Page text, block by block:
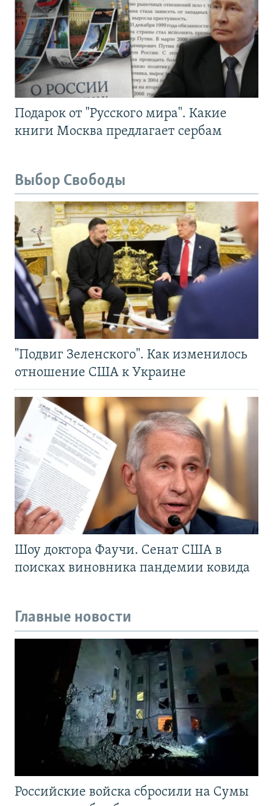
Подарок от "Русского мира". Какие
книги Москва предлагает сербам
Выбор Свободы
"Подвиг Зеленского". Как изменилось
отношение США к Украине
Шоу доктора Фаучи. Сенат США в
поисках виновника пандемии ковида
Главные новости
Российские войска сбросили на Сумы